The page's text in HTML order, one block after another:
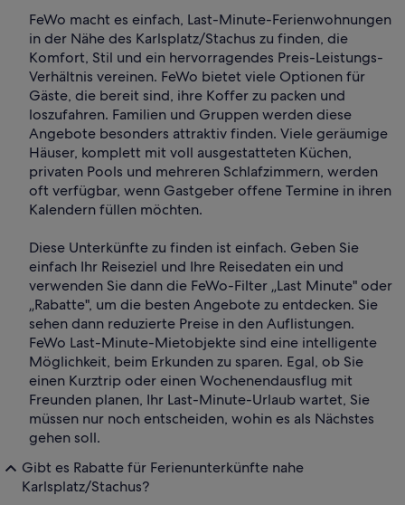
FeWo macht es einfach, Last-Minute-Ferienwohnungen
in der Nähe des Karlsplatz/Stachus zu finden, die
Komfort, Stil und ein hervorragendes Preis-Leistungs-
Verhältnis vereinen. FeWo bietet viele Optionen für
Gäste, die bereit sind, ihre Koffer zu packen und
loszufahren. Familien und Gruppen werden diese
Angebote besonders attraktiv finden. Viele geräumige
Häuser, komplett mit voll ausgestatteten Küchen,
privaten Pools und mehreren Schlafzimmern, werden
oft verfügbar, wenn Gastgeber offene Termine in ihren
Kalendern füllen möchten.
Diese Unterkünfte zu finden ist einfach. Geben Sie
einfach Ihr Reiseziel und Ihre Reisedaten ein und
verwenden Sie dann die FeWo-Filter „Last Minute" oder
„Rabatte", um die besten Angebote zu entdecken. Sie
sehen dann reduzierte Preise in den Auflistungen.
FeWo Last-Minute-Mietobjekte sind eine intelligente
Möglichkeit, beim Erkunden zu sparen. Egal, ob Sie
einen Kurztrip oder einen Wochenendausflug mit
Freunden planen, Ihr Last-Minute-Urlaub wartet, Sie
müssen nur noch entscheiden, wohin es als Nächstes
gehen soll.
Gibt es Rabatte für Ferienunterkünfte nahe
Karlsplatz/Stachus?